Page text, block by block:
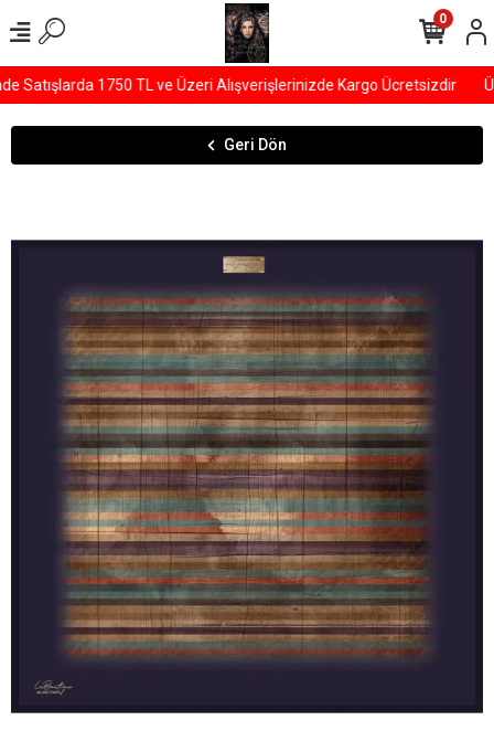
1750 TL ve Üzeri Alışverişlerinizde Kargo Ücretsizdir
0
Geri Dön